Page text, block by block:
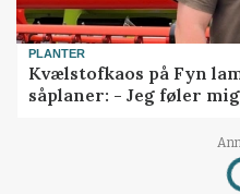
PLANTER
Kvælstofkaos på Fyn
såplaner: - Jeg føler